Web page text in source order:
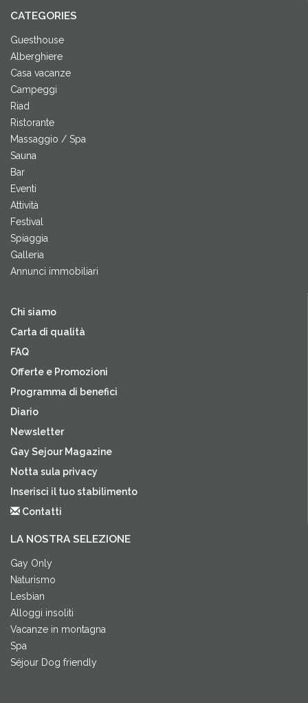
CATEGORIES
Guesthouse
Alberghiere
Casa vacanze
Campeggi
Riad
Ristorante
Massaggio / Spa
Sauna
Bar
Eventi
Attività
Festival
Spiaggia
Galleria
Annunci immobiliari
Chi siamo
Carta di qualità
FAQ
Offerte e Promozioni
Programma di benefici
Diario
Newsletter
Gay Sejour Magazine
Notta sula privacy
Inserisci il tuo stabilimento
Contatti
LA NOSTRA SELEZIONE
Gay Only
Naturismo
Lesbian
Alloggi insoliti
Vacanze in montagna
Spa
Séjour Dog friendly